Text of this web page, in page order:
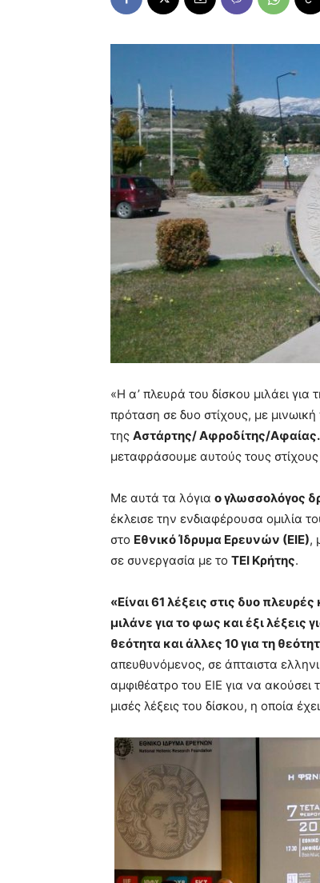
«Η α’ πλευρά του δίσκου μιλάει για
πρόταση σε δυο στίχους, με
της Αστάρτης/ Αφροδίτης/Αφαίας.
μεταφράσουμε αυτούς τους
Με αυτά τα λόγια ο γλωσσολόγος
έκλεισε την ενδιαφέρουσα ομιλία
στο Εθνικό Ίδρυμα Ερευνών (ΕΙΕ),
σε συνεργασία με το ΤΕΙ Κρήτης.
«Είναι 61 λέξεις στις δυο
μιλάνε για το φως και έξι λέξεις
θεότητα και άλλες 10 για τη
απευθυνόμενος, σε άπταιστα
αμφιθέατρο του ΕΙΕ για να ακούσει
μισές λέξεις του δίσκου, η οποία